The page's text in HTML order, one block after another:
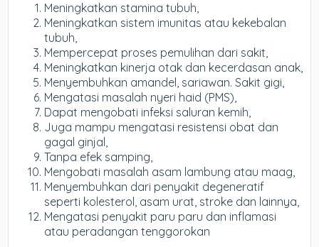
Meningkatkan stamina tubuh,
Meningkatkan sistem imunitas atau kekebalan
tubuh,
Mempercepat proses pemulihan dari sakit,
Meningkatkan kinerja otak dan kecerdasan anak,
Menyembuhkan amandel, sariawan. Sakit gigi,
Mengatasi masalah nyeri haid (PMS),
Dapat mengobati infeksi saluran kemih,
Juga mampu mengatasi resistensi obat dan
gagal ginjal,
Tanpa efek samping,
Mengobati masalah asam lambung atau maag,
Menyembuhkan dari penyakit degeneratif
seperti kolesterol, asam urat, stroke dan lainnya,
Mengatasi penyakit paru paru dan inflamasi
atau peradangan tenggorokan